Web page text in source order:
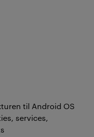
til Android OS
services,